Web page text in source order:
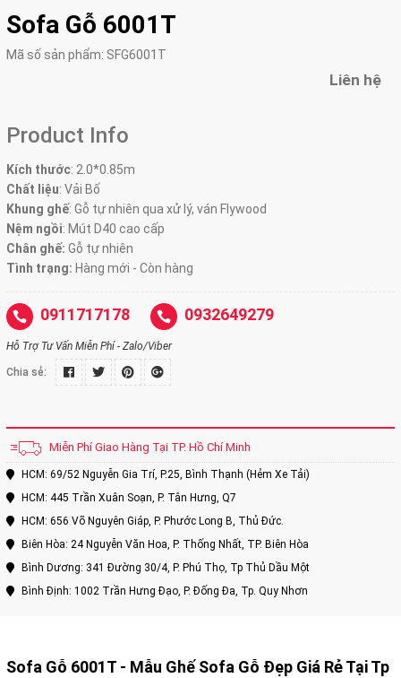
Sofa Gỗ 6001T
Mã số sản phẩm: SFG6001T
Liên hệ
Product Info
Kích thước: 2.0*0.85m
Chất liệu: Vải Bố
Khung ghế: Gỗ tự nhiên qua xử lý, ván Flywood
Nệm ngồi: Mút D40 cao cấp
Chân ghế: Gỗ tự nhiên
Tình trạng: Hàng mới - Còn hàng
0911717178 0932649279
Hỗ Trợ Tư Vấn Miễn Phí - Zalo/Viber
Chia sẻ:
Miễn Phí Giao Hàng Tại TP. Hồ Chí Minh
HCM: 69/52 Nguyễn Gia Trí, P.25, Bình Thạnh (Hẻm Xe Tải)
HCM: 445 Trần Xuân Soạn, P. Tân Hưng, Q7
HCM: 656 Võ Nguyên Giáp, P. Phước Long B, Thủ Đức.
Biên Hòa: 24 Nguyễn Văn Hoa, P. Thống Nhất, TP. Biên Hòa
Bình Dương: 341 Đường 30/4, P. Phú Thọ, Tp Thủ Dầu Một
Bình Định: 1002 Trần Hưng Đạo, P. Đống Đa, Tp. Quy Nhơn
Sofa Gỗ 6001T - Mẫu Ghế Sofa Gỗ Đẹp Giá Rẻ Tại Tp